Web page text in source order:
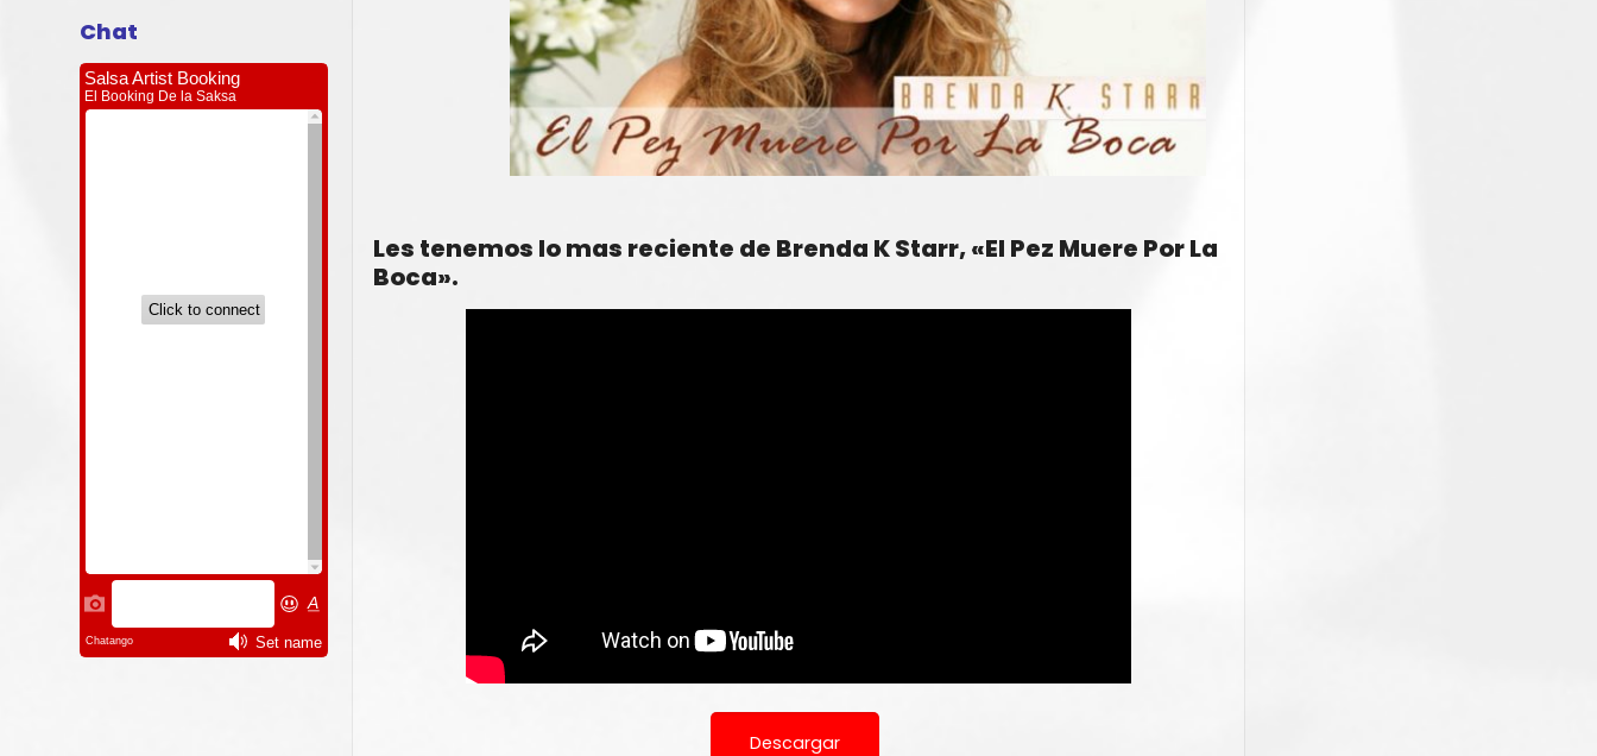
Les tenemos lo mas reciente de Brenda K Starr, «El Pez Muere Por La
Boca».
Descargar
Chat